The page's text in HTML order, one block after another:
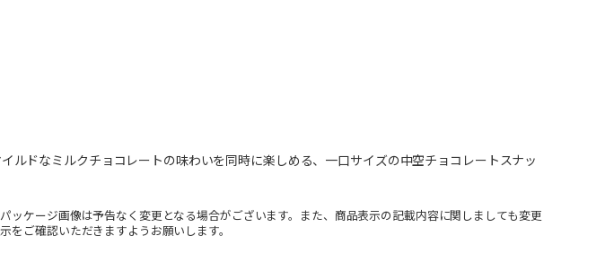
ルドなミルクチョコレートの味わいを同時に楽しめる、一口サイズの中空チョコレートスナッ
ケージ画像は予告なく変更となる場合がございます。また、商品表示の記載内容に関しましても変更
をご確認いただきますようお願いします。